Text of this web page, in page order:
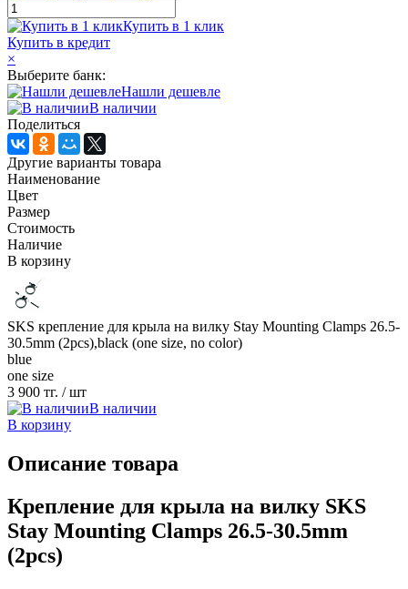
Купить в 1 клик
Купить в кредит
×
Выберите банк:
Нашли дешевле
В наличии
Поделиться
Другие варианты товара
Наименование
Цвет
Размер
Стоимость
Наличие
В корзину
SKS крепление для крыла на вилку Stay Mounting Clamps 26.5-
30.5mm (2pcs),black (one size, no color)
blue
one size
3 900 тг. / шт
В наличии
В корзину
Описание товара
Крепление для крыла на вилку SKS
Stay Mounting Clamps 26.5-30.5mm
(2pcs)